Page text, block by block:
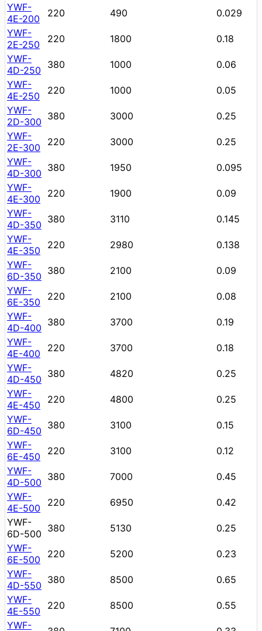
YWF-
4E-200
220 490
0.029
YWF-
2E-250
220 1800
0.18
YWF-
4D-250
380 1000
0.06
YWF-
4E-250
220 1000
0.05
YWF-
2D-300 380 3000
0.25
YWF-
2E-300
220 3000
0.25
YWF-
4D-300 380 1950
0.095
YWF-
4E-300
220 1900
0.09
YWF-
4D-350 380 3110
0.145
YWF-
4E-350
220 2980
0.138
YWF-
6D-350 380 2100
0.09
YWF-
6E-350
220 2100
0.08
YWF-
4D-400 380 3700
0.19
YWF-
4E-400
220 3700
0.18
YWF-
4D-450 380 4820
0.25
YWF-
4E-450
220 4800
0.25
YWF-
6D-450 380 3100
0.15
YWF-
6E-450
220 3100
0.12
YWF-
4D-500 380 7000
0.45
YWF-
4E-500
220 6950
0.42
YWF-
6D-500 380 5130
0.25
YWF-
6E-500
220 5200
0.23
YWF-
4D-550 380 8500
0.65
YWF-
4E-550
220 8500
0.55
YWF-